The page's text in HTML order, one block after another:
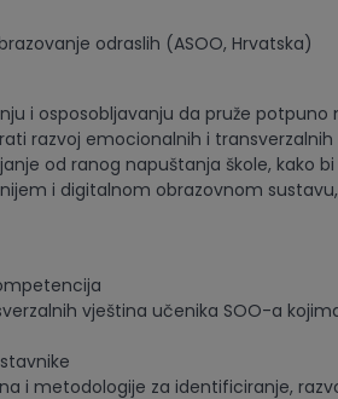
odraslih (ASOO, Hrvatska)
i osposobljavanju da pruže potpuno
razvoj emocionalnih i transverzalnih
od ranog napuštanja škole, kako bi
i digitalnom obrazovnom
vještina učenika SOO-a
i metodologije za identificiranje,